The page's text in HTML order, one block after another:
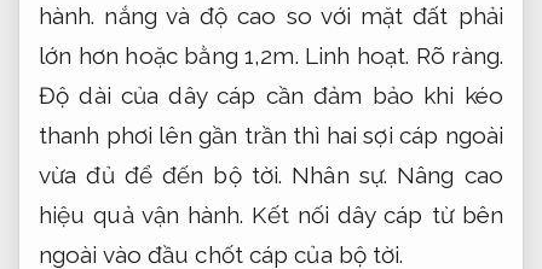
hành. nắng và độ cao so với mặt đất phải
lớn hơn hoặc bằng 1,2m. Linh hoạt. Rõ ràng.
Độ dài của dây cáp cần đảm bảo khi kéo
thanh phơi lên gần trần thì hai sợi cáp ngoài
vừa đủ để đến bộ tời. Nhân sự. Nâng cao
hiệu quả vận hành. Kết nối dây cáp từ bên
ngoài vào đầu chốt cáp của bộ tời.